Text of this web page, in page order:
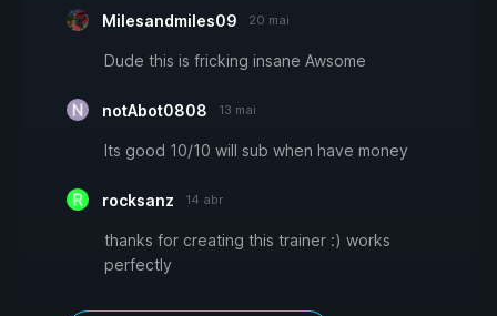
Milesandmiles09 20 mai
Dude this is fricking insane Awsome
notAbot0808 13 mai
Its good 10/10 will sub when have money
rocksanz 14 abr
thanks for creating this trainer :) works
perfectly